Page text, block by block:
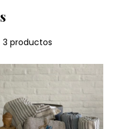
3 productos